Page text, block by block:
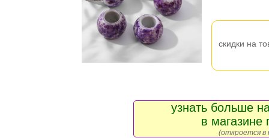
скидки на
узнать больше
в магазине
(откроется в